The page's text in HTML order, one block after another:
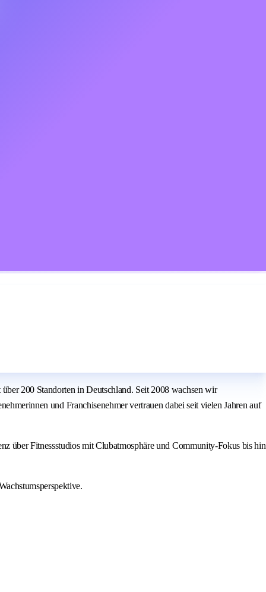
200 Standorten in Deutschland. Seit 2008 wachsen wir
und Franchisenehmer vertrauen dabei seit vielen Jahren auf
über Fitnessstudios mit Clubatmosphäre und Community-Fokus bis hin